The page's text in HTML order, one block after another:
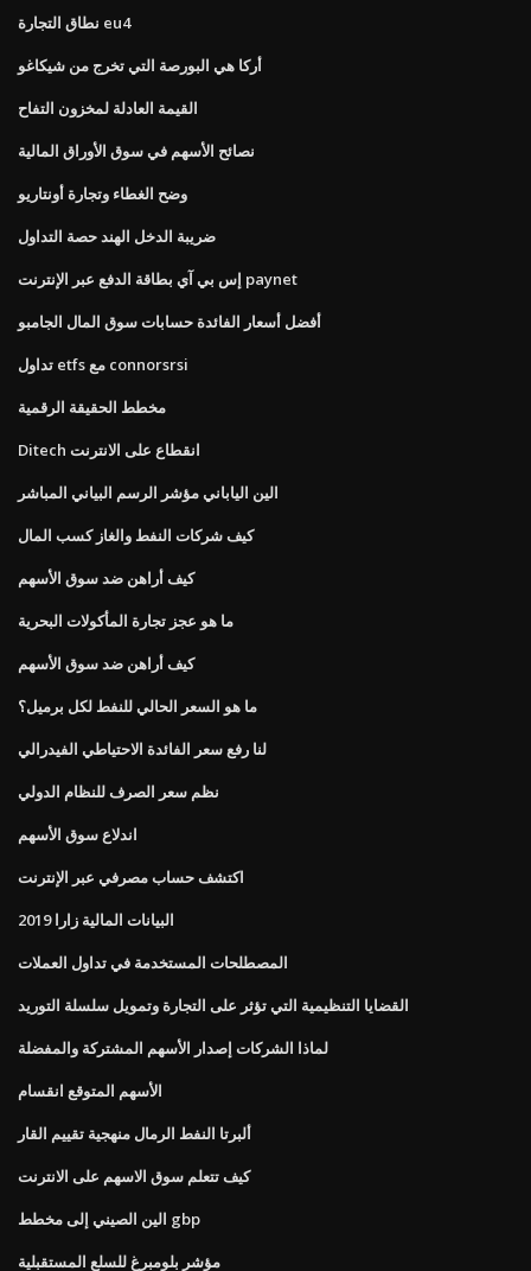
نطاق التجارة eu4
أركا هي البورصة التي تخرج من شيكاغو
القيمة العادلة لمخزون التفاح
نصائح الأسهم في سوق الأوراق المالية
وضح الغطاء وتجارة أونتاريو
ضريبة الدخل الهند حصة التداول
إس بي آي بطاقة الدفع عبر الإنترنت paynet
أفضل أسعار الفائدة حسابات سوق المال الجامبو
تداول etfs مع connorsrsi
مخطط الحقيقة الرقمية
Ditech انقطاع على الانترنت
الين الياباني مؤشر الرسم البياني المباشر
كيف شركات النفط والغاز كسب المال
كيف أراهن ضد سوق الأسهم
ما هو عجز تجارة المأكولات البحرية
كيف أراهن ضد سوق الأسهم
ما هو السعر الحالي للنفط لكل برميل؟
لنا رفع سعر الفائدة الاحتياطي الفيدرالي
نظم سعر الصرف للنظام الدولي
اندلاع سوق الأسهم
اكتشف حساب مصرفي عبر الإنترنت
البيانات المالية زارا 2019
المصطلحات المستخدمة في تداول العملات
القضايا التنظيمية التي تؤثر على التجارة وتمويل سلسلة التوريد
لماذا الشركات إصدار الأسهم المشتركة والمفضلة
الأسهم المتوقع انقسام
ألبرتا النفط الرمال منهجية تقييم القار
كيف تتعلم سوق الاسهم على الانترنت
الين الصيني إلى مخطط gbp
مؤشر بلومبرغ للسلع المستقبلية